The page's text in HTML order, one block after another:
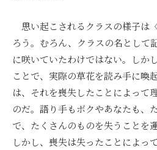
思い起こされるクラスの様子は
ろう。むろん、クラスの名として
に咲いていたわけではない。しか
ことで、実際の草花を読み手に喚
は、それを喪失したことによって
のだ。語り手もボクやあなたも、
で、たくさんのものを失うことを
しかし、喪失は失ったことによっ